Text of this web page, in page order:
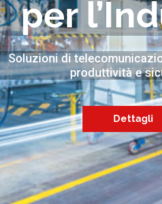
Soluzioni di
produttività e
per
Dettagli